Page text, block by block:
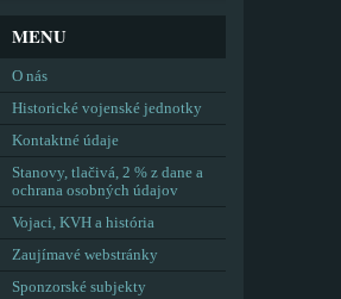
MENU
O nás
Historické vojenské jednotky
Kontaktné údaje
Stanovy, tlačivá, 2 % z dane a
ochrana osobných údajov
Vojaci, KVH a história
Zaujímavé webstránky
Sponzorské subjekty